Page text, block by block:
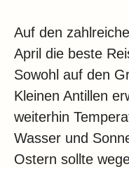
Auf den
April die beste
Sowohl auf den
Kleinen Antillen
weiterhin
Wasser und
Ostern sollte